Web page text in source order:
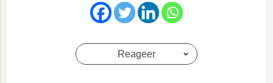
Reageer